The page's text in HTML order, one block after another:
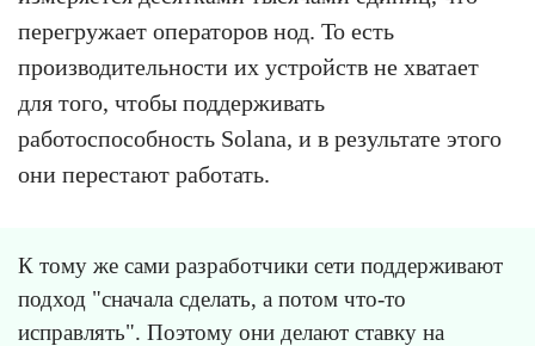
перегружает операторов нод. То есть
производительности их устройств не хватает
для того, чтобы поддерживать
работоспособность Solana, и в результате этого
они перестают работать.
К тому же сами разработчики сети поддерживают
подход "сначала сделать, а потом что-то
исправлять". Поэтому они делают ставку на